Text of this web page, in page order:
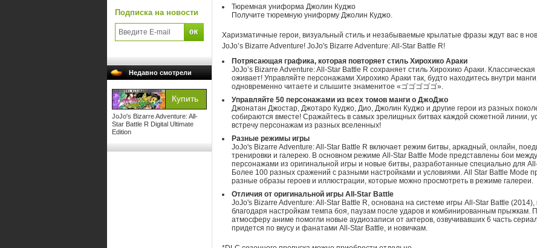
Подписка на новости
Недавно смотрели
JoJo's Bizarre Adventure: All-
Star Battle R Digital Ultimate
Edition
Тюремная униформа Джолин Куджо
Получите тюремную униформу Джолин Куджо.
Харизматичные герои, визуальный стиль и незабываемые крылатые фразы ждут вас в
JoJo’s Bizarre Adventure! JoJo's Bizarre Adventure: All-Star Battle R!
Потрясающая графика, которая повторяет стиль Хирохико Араки
JoJo’s Bizarre Adventure: All-Star Battle R сохраняет стиль Хирохико Араки.
оживает! Управляйте персонажами Хирохико Араки так, будто находитесь внутри
одновременно читаете и слышите знаменитое «ゴゴゴゴゴ».
Управляйте 50 персонажами из всех томов манги о ДжоДжо
Джонатан Джостар, Джотаро Куджо, Дио, Джолин Куджо и другие герои из разных
собираются вместе! Сражайтесь в самых зрелищных битвах каждой сюжетной линии,
встречу персонажам из разных вселенных!
Разные режимы игры
JoJo's Bizarre Adventure: All-Star Battle R включает режим битвы, аркадный, онлайн,
тренировки и галерею. В основном режиме All-Star Battle Mode представлены бои между
персонажами из оригинальной игры и новые битвы, разработанные специально для
Более 100 разных сражений с разными настройками и условиями. All Star Battle Mode
разные образы героев и иллюстрации, которые можно просмотреть в режиме галереи.
Отличия от оригинальной игры All-Star Battle
JoJo's Bizarre Adventure: All-Star Battle R, основана на системе игры All-Star Battle
благодаря настройкам темпа боя, паузам после ударов и комбинированным прыжкам.
атмосферу аниме помогли новые аудиозаписи от актеров, озвучивавших 6 часть
придется по вкусу и фанатами All-Star Battle, и новичкам.